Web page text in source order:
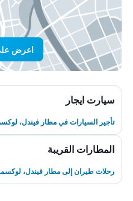
اعرض
سيارت ايجار
تأجير السيارات في مطار فيندل،
المطارات القريبة
رحلات طيران إلى مطار فيندل،